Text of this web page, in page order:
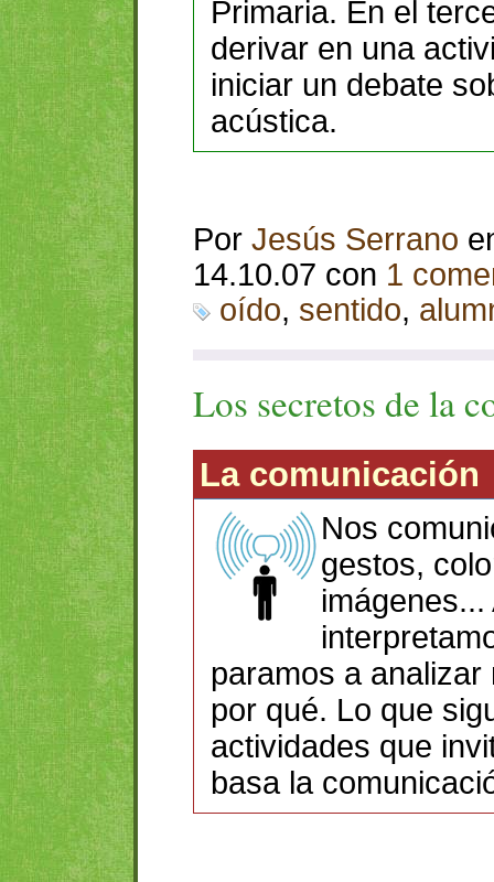
Primaria. En el
derivar en una
iniciar un debate
acústica.
Por Jesús Serrano
14.10.07 con 1
oído, sentido,
Los secretos de la
La comunicación
Nos
gestos,
paramos a
por qué. Lo que
actividades que
basa la